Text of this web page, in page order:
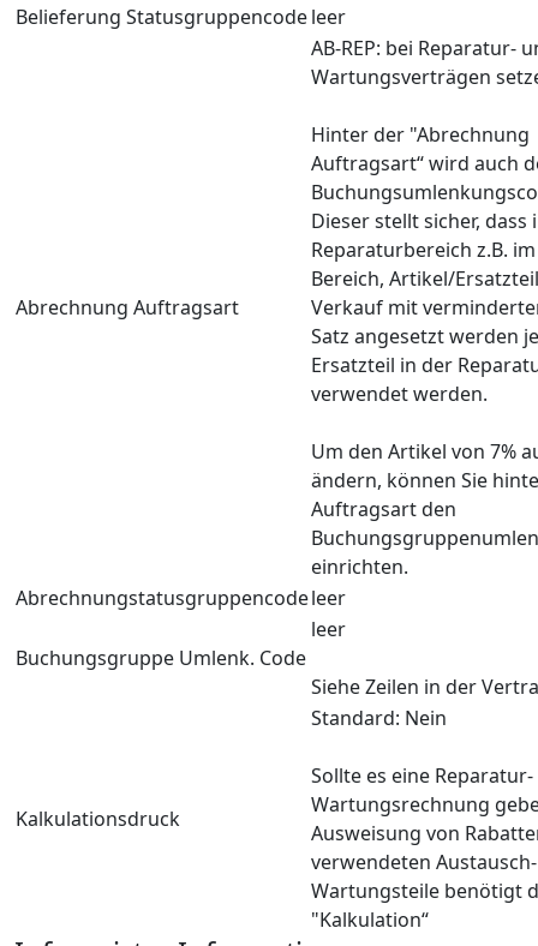
Belieferung Statusgruppencodeleer
Abrechnung Auftragsart
AB-REP: bei Reparatur-
Wartungsverträgen
Hinter der "Abrechnung
Auftragsart“ wird auch
Dieser stellt sicher, dass
Reparaturbereich z.B. im
Bereich, Artikel/
Verkauf mit
Satz angesetzt werden
Ersatzteil in der
verwendet werden.
Um den Artikel von 7%
ändern, können Sie
Auftragsart den
einrichten.
Abrechnungstatusgruppencodeleer
Buchungsgruppe Umlenk. Code
leer
Siehe Zeilen in der
Kalkulationsdruck
Standard: Nein
Sollte es eine
Wartungsrechnung
Ausweisung von
verwendeten
Wartungsteile benötigt
"Kalkulation“